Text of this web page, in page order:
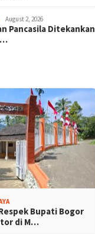
August 2, 2026
Pancasila Ditekankan
Bupati Bogor
di M…